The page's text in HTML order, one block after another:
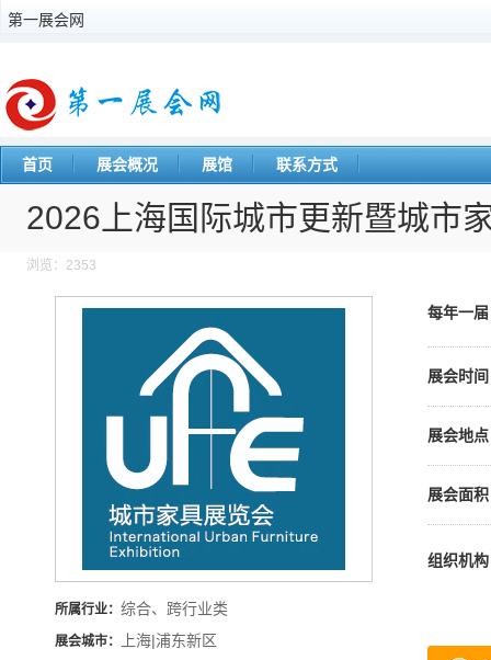
第一展会网
首页 展会概况 展馆 联系方式
2026上海国际城市更新暨城市
浏览：2353
每年一
展会时
展会地
展会面
组织机构
所属行业： 综合、跨行业类
展会城市： 上海|浦东新区